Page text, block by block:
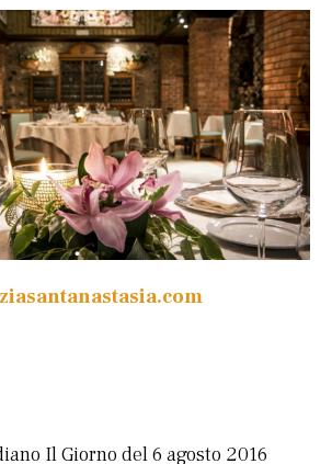
Il Giorno del 6 agosto 2016